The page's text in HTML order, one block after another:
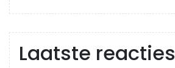
Laatste reacties